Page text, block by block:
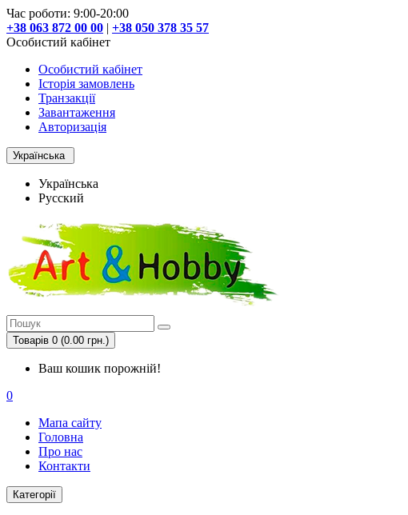
Час роботи: 9:00-20:00
+38 063 872 00 00 | +38 050 378 35 57
Особистий кабінет
Особистий кабінет
Історія замовлень
Транзакції
Завантаження
Авторизація
Українська
Українська
Русский
Товарів 0 (0.00 грн.)
Ваш кошик порожній!
0
Мапа сайту
Головна
Про нас
Контакти
Категорії